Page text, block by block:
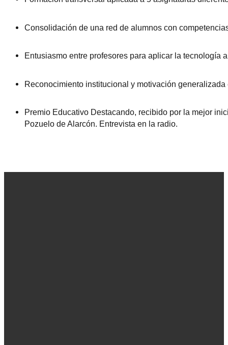
Consolidación de una red de alumnos con
Entusiasmo entre profesores para aplicar la tecnología
Reconocimiento institucional y motivación
Premio Educativo Destacando, recibido por la mejor
Pozuelo de Alarcón. Entrevista en la radio.